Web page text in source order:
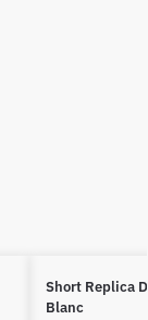
Short Replica
Blanc